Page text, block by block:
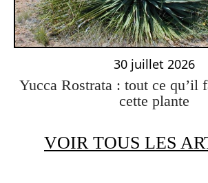
30 juillet 2026
Yucca Rostrata : tout ce qu’il
cette plante
VOIR TOUS LES